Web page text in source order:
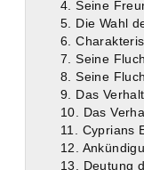
5. Die Wahl
6.
8. Seine
11. Cyprians